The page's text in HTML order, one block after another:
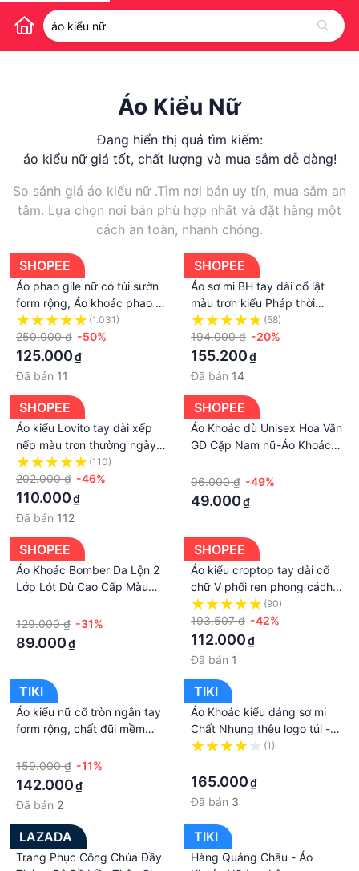
Áo Kiểu Nữ
Đang hiển thị quả tìm kiếm:
áo kiểu nữ giá tốt, chất lượng và mua sắm dễ dàng!
So sánh giá áo kiểu nữ .Tìm nơi bán uy tín, mua sắm an
tâm. Lựa chọn nơi bán phù hợp nhất và đặt hàng một
cách an toàn, nhanh chóng.
SHOPEE
Áo phao gile nữ có túi sườn
form rộng, Áo khoác phao 3
màu nâu, be, đen ulzzang
kiểu hàn Lady Quảng Châu
(1.031)
250.000 ₫ -50%
125.000₫
Đã bán 11
SHOPEE
Áo sơ mi BH tay dài cổ lật
màu trơn kiểu Pháp thời
trang mùa xuân cho nữ
(58)
194.000 ₫ -20%
155.200₫
Đã bán 14
SHOPEE
Áo kiểu Lovito tay dài xếp
nếp màu trơn thường ngày
cho nữ L64AD010
(110)
202.000 ₫ -46%
110.000₫
Đã bán 112
SHOPEE
Áo Khoác dù Unisex Hoa Văn
GD Cặp Nam nữ-Áo Khoác
Rộng Couple Jackets Rẻ
-Đẹp
96.000 ₫ -49%
49.000₫
SHOPEE
Áo Khoác Bomber Da Lộn 2
Lớp Lót Dù Cao Cấp Màu
Rộng Unisex Nam Nữ Mặc
Mùa Thu Đông
129.000 ₫ -31%
89.000₫
SHOPEE
Áo kiểu croptop tay dài cổ
chữ V phối ren phong cách
vintage quyến rũ thời trang
dành cho nữ
(90)
193.507 ₫ -42%
112.000₫
Đã bán 1
TIKI
Áo kiểu nữ cổ tròn ngắn tay
form rộng, chất đũi mềm
Boutique Ale41
159.000 ₫ -11%
142.000₫
Đã bán 2
TIKI
Áo Khoác kiểu dáng sơ mi
Chất Nhung thêu logo túi -
Áo khoác Nữ Nhung Siêu
(1)
165.000₫
Đã bán 3
LAZADA
Trang Phục Công Chúa Đầy
TIKI
Hàng Quảng Châu - Áo